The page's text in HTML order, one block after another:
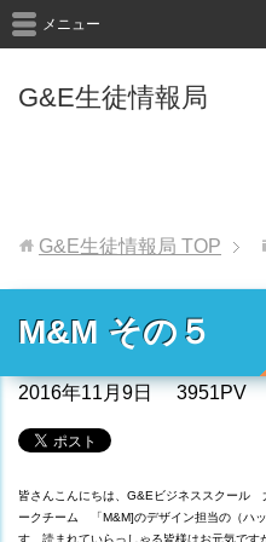
G&E生徒情報局
メニュー
G&E生徒情報局 TOP
M&M その５
2016年11月9日 3951PV
皆さんこんにちは、G&Eビジネススクー
ークチーム 「M&M]のデザイン担当の（ハ